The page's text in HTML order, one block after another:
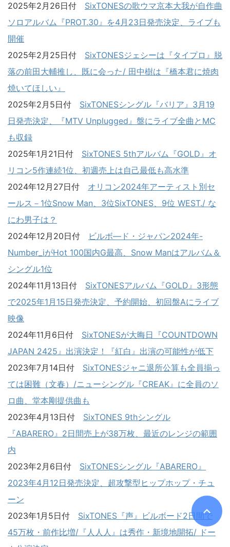
2025年2月26日付 SixTONESの歌ウマ京本大我が自作曲
ソロアルバム『PROT.30』を4月23日発売決定、ライブも
開催
2025年2月25日付 SixTONESジェシーは『タイプロ』脱
落の前田大輔推し、既に会った/ 田中樹は『橋本君に焼肉
焼いてほしい』
2025年2月5日付 SixTONESシングル『バリア』3月19
日発売決定、『MTV Unplugged』盤にライブ全曲とMC
も収録
2025年1月21日付 SixTONES 5thアルバム『GOLD』オ
リコン5作連続1位、初週売上は自己最低も高水準
2024年12月27日付 オリコン2024年アーティスト別セ
ールス－1位Snow Man、3位SixTONES、9位 WEST./ な
にわ男子は？
2024年12月20日付
ビルボ―ド・ジャパン2024年-
Number_iがHot 100国内G最高、Snow Manはアルバム＆
シングル1位
2024年11月13日付 SixTONESアルバム『GOLD』3形態
で2025年1月15日発売決定、予約開始、初回盤Aにライブ
映像
2024年11月6日付 SixTONESが大晦日『COUNTDOWN
JAPAN 2425』出演決定！『紅白』出演の可能性が低下
2023年7月14日付 SixTONESジャニ退所公算も全員揃っ
ては困難（文春）/ニューシングル『CREAK』に全員のソ
ロ曲、堂本剛提供曲も
2023年4月13日付 SixTONES 9thシングル
『ABARERO』2日間売上が38万枚、最近のレンジの範囲
内
2023年2月6日付 SixTONESシングル『ABARERO』
2023年4月12日発売決定、超攻撃型ヒップホップ・チュ
ーン
2023年1月5日付 SixTONES『声』ビルボード2日間で
45万枚・前作比増/『人人人』は秀作・新境地開拓/ ドー